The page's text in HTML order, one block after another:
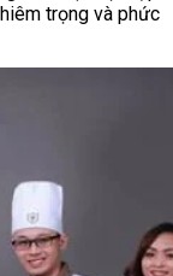
trọng và phức